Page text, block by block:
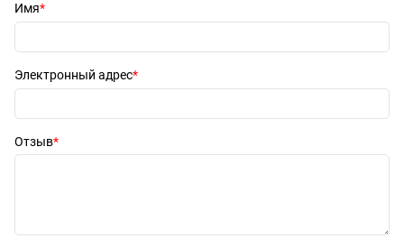
Имя
Электронный адрес
Отзыв